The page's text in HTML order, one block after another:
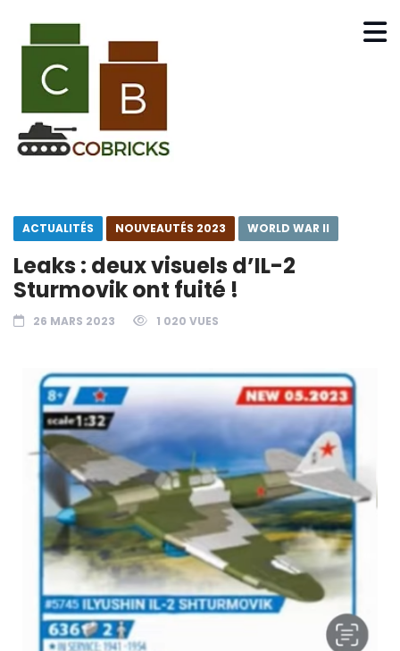
ACTUALITÉS NOUVEAUTÉS 2023 WORLD WAR II
Leaks : deux visuels d’IL-2
Sturmovik ont fuité !
26 MARS 2023 1 020 VUES